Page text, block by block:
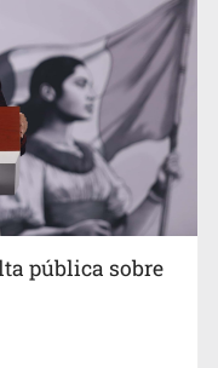
en
de aguacate
pública sobre